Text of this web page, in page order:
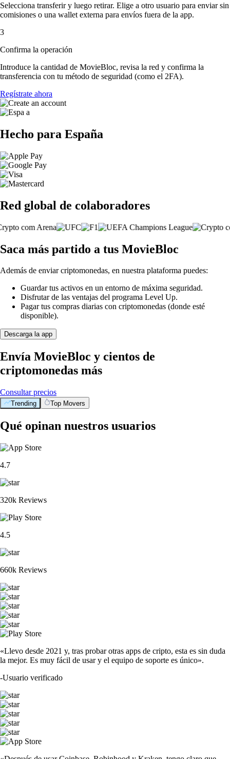
Selecciona transferir y luego retirar. Elige a otro usuario para enviar sin
comisiones o una wallet externa para envíos fuera de la app.
3
Confirma la operación
Introduce la cantidad de MovieBloc, revisa la red y confirma la
transferencia con tu método de seguridad (como el 2FA).
Regístrate ahora
Hecho para España
Red global de colaboradores
Saca más partido a tus MovieBloc
Además de enviar criptomonedas, en nuestra plataforma puedes:
Guardar tus activos en un entorno de máxima seguridad.
Disfrutar de las ventajas del programa Level Up.
Pagar tus compras diarias con criptomonedas (donde esté
disponible).
Descarga la app
Envía MovieBloc y cientos de
criptomonedas más
Consultar precios
Trending Top Movers
Qué opinan nuestros usuarios
4.7
320k Reviews
4.5
660k Reviews
«Llevo desde 2021 y, tras probar otras apps de cripto, esta es sin duda
la mejor. Es muy fácil de usar y el equipo de soporte es único».
-Usuario verificado